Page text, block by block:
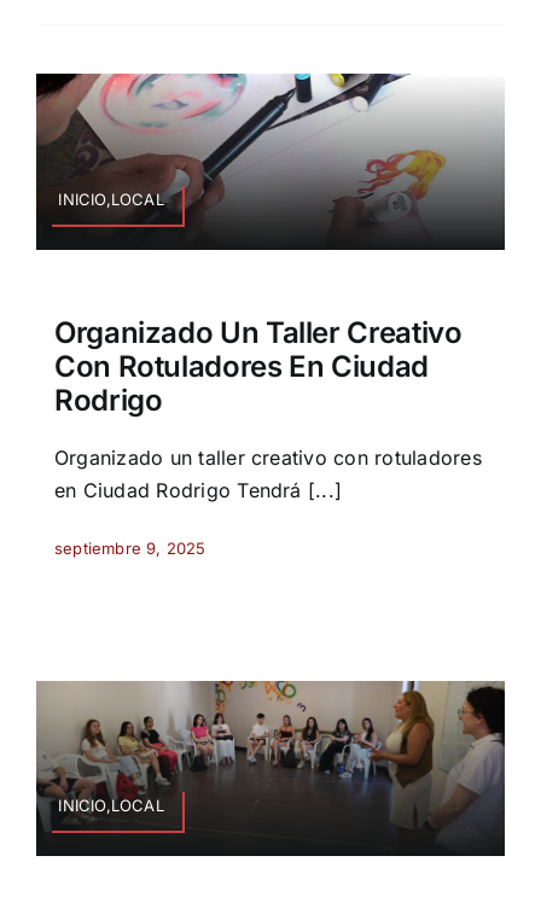
INICIO,LOCAL
Organizado Un Taller Creativo
Con Rotuladores En Ciudad
Rodrigo
Organizado un taller creativo con rotuladores
en Ciudad Rodrigo Tendrá [...]
septiembre 9, 2025
INICIO,LOCAL